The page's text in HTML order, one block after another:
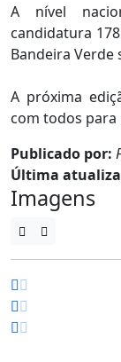
A nível
candidatura
Bandeira Verde
A próxima
com todos
Publicado por:
Última
Imagens